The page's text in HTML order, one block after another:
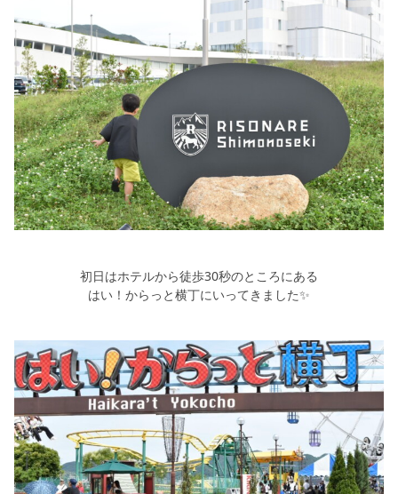
家づくりの知識
企業情報
お問い合わせ
初日はホテルから徒歩30秒のところにある
はい！からっと横丁にいってきました✨